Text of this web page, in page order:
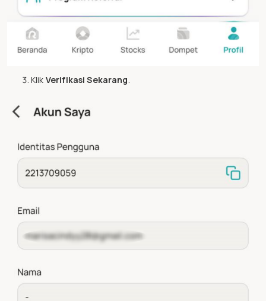
Klik Verifikasi Sekarang.